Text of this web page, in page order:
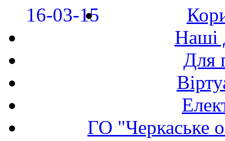
Наші
Для
ГО "Черкаське